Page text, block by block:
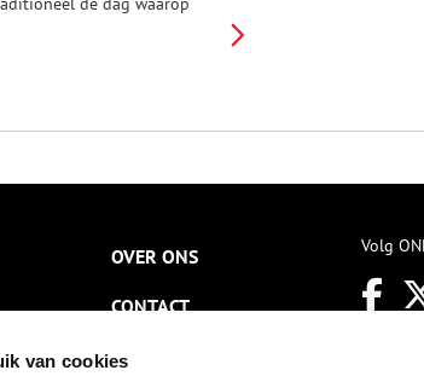
van cookies
deze dag naar Purmerend
OVER ONS
CONTACT
NIEUWSBRIEF
Volg